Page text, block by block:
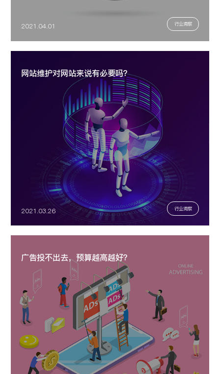
2021.04.01 行业洞察
网站维护对网站来说有必要吗？
2021.03.26 行业洞察
广告投不出去，预算越高越好？